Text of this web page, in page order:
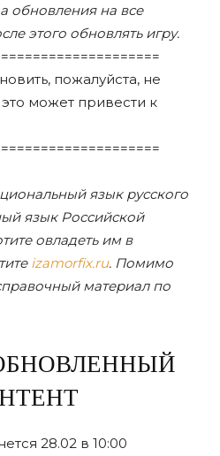
обновления на все
этого обновлять игру.
пожалуйста, не
это может привести к
язык русского
язык Российской
овладеть им в
izamorfix.ru. Помимо
материал по
28.02 в 10:00